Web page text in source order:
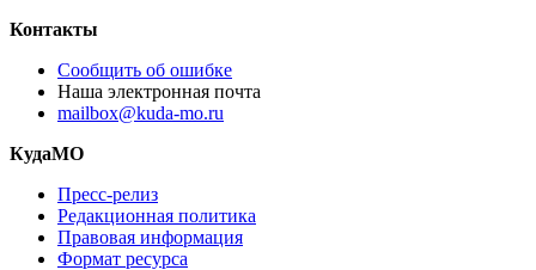
Контакты
Сообщить об ошибке
Наша электронная почта
mailbox@kuda-mo.ru
КудаМО
Пресс-релиз
Редакционная политика
Правовая информация
Формат ресурса